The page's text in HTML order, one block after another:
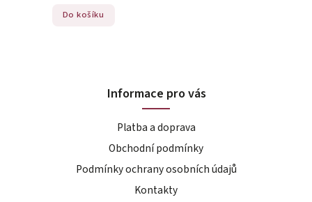
Do košíku
Informace pro vás
Platba a doprava
Obchodní podmínky
Podmínky ochrany osobních údajů
Kontakty